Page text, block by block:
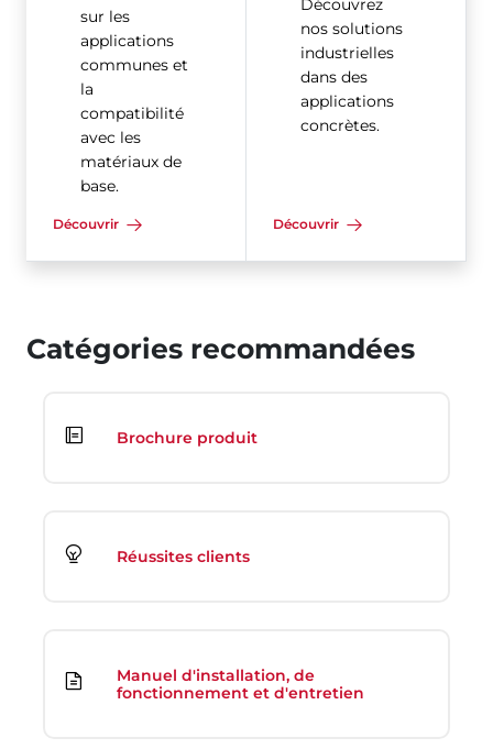
sur les
applications
communes et
la
compatibilité
avec les
matériaux de
base.
Découvrir
Découvrez
nos solutions
industrielles
dans des
applications
concrètes.
Découvrir
Catégories recommandées
Brochure produit
Réussites clients
Manuel d'installation, de
fonctionnement et d'entretien